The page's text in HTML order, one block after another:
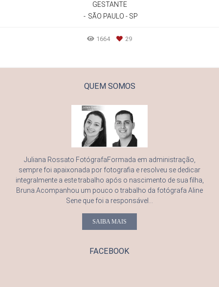
GESTANTE
SÃO PAULO - SP
1664 29
QUEM SOMOS
Juliana Rossato FotógrafaFormada em administração,
sempre foi apaixonada por fotografia e resolveu se dedicar
integralmente a este trabalho após o nascimento de sua filha,
Bruna.Acompanhou um pouco o trabalho da fotógrafa Aline
Sene que foi a responsável...
SAIBA MAIS
FACEBOOK